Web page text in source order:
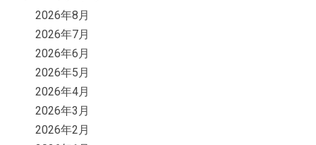
2026年8月
2026年7月
2026年6月
2026年5月
2026年4月
2026年3月
2026年2月